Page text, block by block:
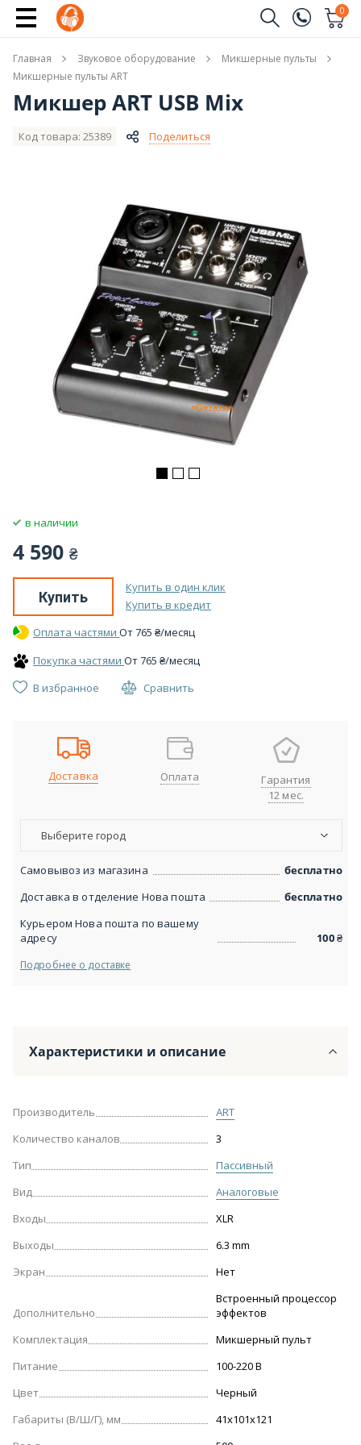
(096)
(044)
0
Имя
Отправить
Главная Звуковое оборудование
Микшерные пульты
Микшерные пульты ART
Микшер ART USB Mix
Код товара: 25389 Поделиться
в наличии
4 590 ₴
Купить
Купить в один клик
Купить в кредит
Оплата частями От765 ₴/месяц
Покупка частями От765 ₴/месяц
В избранное
Сравнить
Доставка Оплата
Гарантия
12 мес.
Выберите город
Самовывоз из магазина
бесплатно
Доставка в отделение Нова пошта
бесплатно
Курьером Нова пошта по вашему
адресу
100₴
Подробнее о доставке
Характеристики и описание
Производитель
ART
Количество каналов
3
Тип
Пассивный
Вид
Аналоговые
Входы
XLR
Выходы
6.3 mm
Экран
Нет
Дополнительно
Встроенный процессор
эффектов
Комплектация
Микшерный пульт
Питание
100-220 В
Цвет
Черный
Габариты (В/Ш/Г), мм
41х101х121
Купить